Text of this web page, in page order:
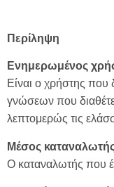
Περίληψη
Ενημερωμένος
Είναι ο χρήστης που
γνώσεων που
λεπτομερώς τις
Μέσος
Ο καταναλωτής που